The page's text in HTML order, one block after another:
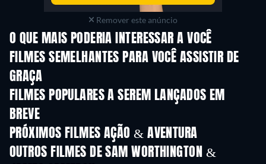
Remover este anúncio
O QUE MAIS PODERIA INTERESSAR A VOCÊ
FILMES SEMELHANTES PARA VOCÊ ASSISTIR DE
GRAÇA
FILMES POPULARES A SEREM LANÇADOS EM
BREVE
PRÓXIMOS FILMES AÇÃO & AVENTURA
OUTROS FILMES DE SAM WORTHINGTON &